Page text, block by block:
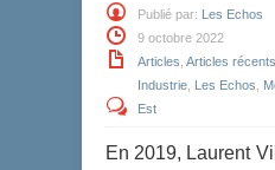
Publié par: Les Echos
9 octobre 2022
Articles Articles récents
Industrie Les Echos
Est
En 2019, Laurent